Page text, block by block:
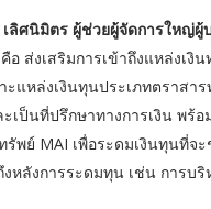
ลิศนิมิตร ผู้ช่วยผู้จัดการใหญ่
อ ส่งเสริมการเข้าถึงแหล่งเงิ
ะแหล่งเงินทุนประเภทตราส
เป็นที่ปรึกษาทางการเงิน พร้
พย์ MAI เพื่อระดมเงินทุนที่จ
หลังการระดมทุน เช่น การบ